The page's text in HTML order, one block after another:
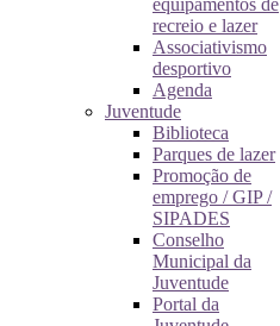
equipamentos de
recreio e lazer
Associativismo
desportivo
Agenda
Juventude
Biblioteca
Parques de lazer
Promoção de
emprego / GIP /
SIPADES
Conselho
Municipal da
Juventude
Portal da